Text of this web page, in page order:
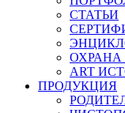
СТАТЬИ
ОХРАНА
ART
ПРОДУКЦИЯ